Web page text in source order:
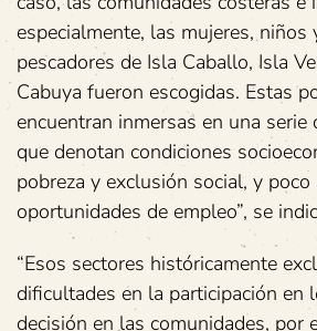
especialmente, las mujeres, niños
pescadores de Isla Caballo, Isla
Cabuya fueron escogidas. Estas
encuentran inmersas en una serie
que denotan condiciones
pobreza y exclusión social, y poco
oportunidades de empleo”, se
“Esos sectores históricamente
dificultades en la participación en
decisión en las comunidades, por